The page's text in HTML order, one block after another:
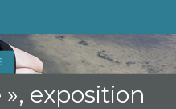
», exposition